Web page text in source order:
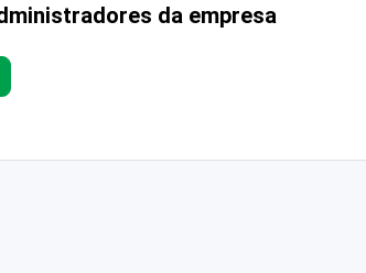
da empresa